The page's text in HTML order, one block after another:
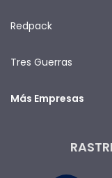
Redpack
Tres Guerras
Más Empresas